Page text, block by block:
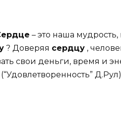
– это наша
? Доверяя сердцу ,
свои деньги, время и